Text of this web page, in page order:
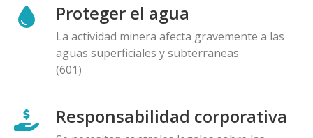
Proteger el agua
La actividad minera afecta gravemente a las
aguas superficiales y subterraneas
(601)
Responsabilidad corporativa